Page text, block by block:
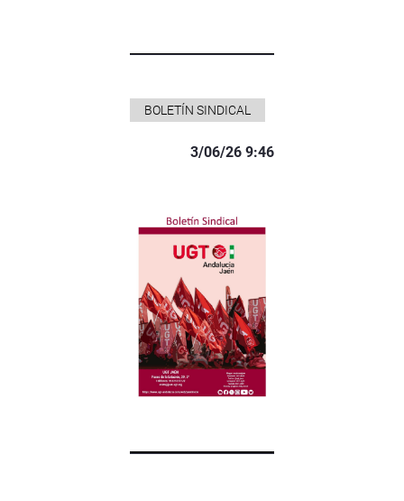
BOLETÍN SINDICAL
3/06/26 9:46